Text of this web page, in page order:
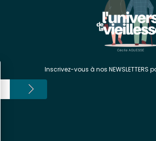
Inscrivez-vous à nos NEWSLETTERS